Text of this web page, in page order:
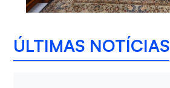
ÚLTIMAS NOTÍCIAS